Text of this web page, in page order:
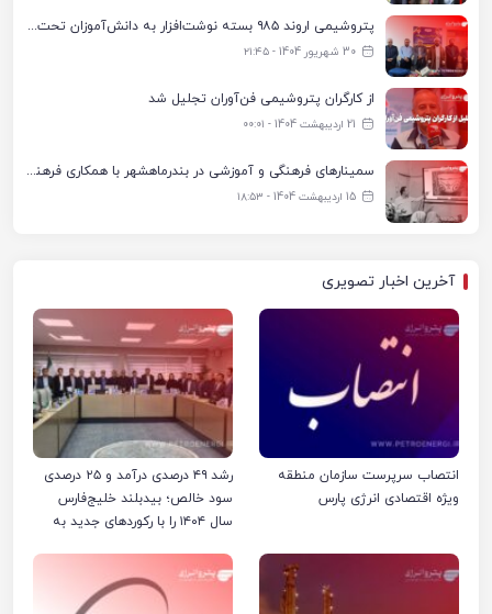
پتروشیمی اروند ۹۸۵ بسته نوشت‌افزار به دانش‌آموزان تحت پوشش کمیته امداد بندرماهشهر اهدا کرد
30 شهریور 1404 - ۲۱:۴۵
از کارگران پتروشیمی فن‌آوران تجلیل شد
21 اردیبهشت 1404 - ۰۰:۰۱
سمینارهای فرهنگی و آموزشی در بندرماهشهر با همکاری فرهنگ‌سرای پتروشیمی مارون
15 اردیبهشت 1404 - ۱۸:۵۳
آخرین اخبار تصویری
انتصاب سرپرست سازمان منطقه
ویژه اقتصادی انرژی پارس
رشد ۴۹ درصدی درآمد و ۲۵ درصدی
سود خالص؛ بیدبلند خلیج‌فارس
سال ۱۴۰۴ را با رکوردهای جدید به